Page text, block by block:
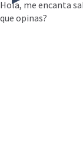
Hola, me encanta
que opinas?